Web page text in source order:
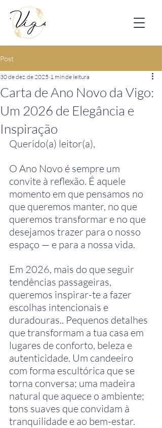
Post
Carta de Ano Novo da Vigo:
Um 2026 de Elegância e
Inspiração
30 de dez. de 2025 1 min de leitura
Querido(a) leitor(a),
O Ano Novo é sempre um
convite à reflexão. É aquele
momento em que pensamos no
que queremos manter, no que
queremos transformar e no que
desejamos trazer para o nosso
espaço — e para a nossa vida.
Em 2026, mais do que seguir
tendências passageiras,
queremos inspirar-te a fazer
escolhas intencionais e
duradouras.. Pequenos detalhes
que transformam a tua casa em
lugares de conforto, beleza e
autenticidade. Um candeeiro
com forma escultórica que se
torna conversa; uma madeira
natural que aquece o ambiente;
tons suaves que convidam à
tranquilidade e ao bem-estar.